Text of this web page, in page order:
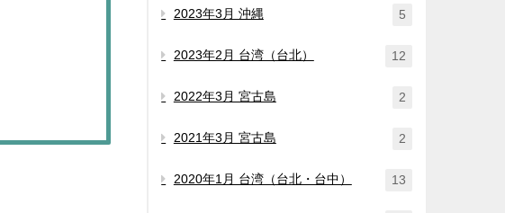
2023年3月 沖縄 5
2023年2月 台湾（台北） 12
2022年3月 宮古島 2
2021年3月 宮古島 2
2020年1月 台湾（台北・台中） 13